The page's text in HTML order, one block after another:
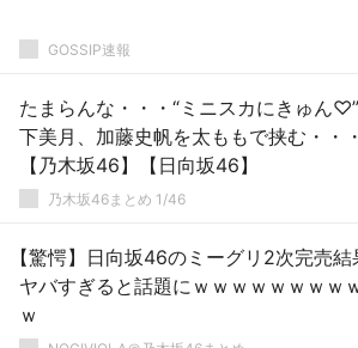
GOSSIP速報
たまらんな・・・“ミニスカにきゅん
下美月、加藤史帆を太ももで挟む・・・
【乃木坂46】【日向坂46】
乃木坂46まとめ 1/46
【驚愕】日向坂46のミーグリ2次完売結
ヤバすぎると話題にｗｗｗｗｗｗｗｗ
ｗ